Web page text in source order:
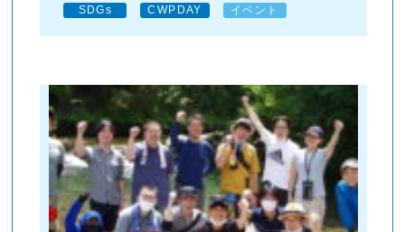
SDGs CWPDAY イベント